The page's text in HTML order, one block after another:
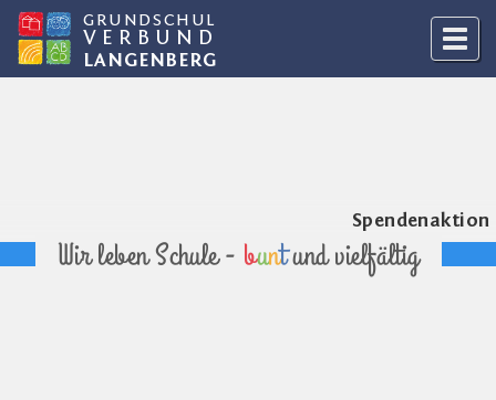
GRUNDSCHUL
VERBUND
LANGENBERG
Spendenaktion
Wir leben Schule - buntund vielfältig